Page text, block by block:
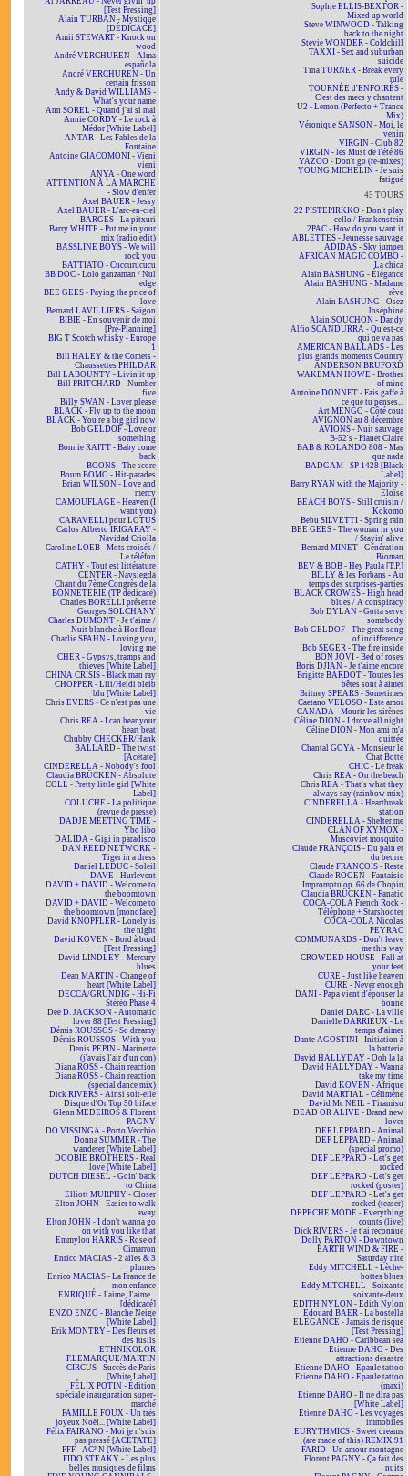
[Test Pressing]
Alain TURBAN - Mystique
[DÉDICACÉ]
Amii STEWART - Knock on
wood
André VERCHUREN - Alma
española
André VERCHUREN - Un
certain frisson
Andy & David WILLIAMS -
What's your name
Ann SOREL - Quand j'ai si mal
Annie CORDY - Le rock à
Médor [White Label]
ANTAR - Les Fables de la
Fontaine
Antoine GIACOMONI - Vieni
vieni
ANYA - One word
ATTENTION À LA MARCHE
- Slow d'enfer
Axel BAUER - Jessy
Axel BAUER - L'arc-en-ciel
BARGES - La pitxuri
Barry WHITE - Put me in your
mix (radio edit)
BASSLINE BOYS - We will
rock you
BATTIATO - Cuccurucucu
BB DOC - Lolo ganzaman / Nul
edge
BEE GEES - Paying the price of
love
Bernard LAVILLIERS - Saïgon
BIBIE - En souvenir de moi
[Pré-Planning]
BIG T Scotch whisky - Europe
1
Bill HALEY & the Comets -
Chaussettes PHILDAR
Bill LABOUNTY - Livin'it up
Bill PRITCHARD - Number
five
Billy SWAN - Lover please
BLACK - Fly up to the moon
BLACK - You're a big girl now
Bob GELDOF - Love or
something
Bonnie RAITT - Baby come
back
BOONS - The score
Boum BOMO - Hit-parades
Brian WILSON - Love and
mercy
CAMOUFLAGE - Heaven (I
want you)
CARAVELLI pour LOTUS
Carlos Alberto IRIGARAY -
Navidad Criolla
Caroline LOEB - Mots croisés /
Le téléfon
CATHY - Tout est littérature
CENTER - Navsiegda
Chant du 7ème Congrès de la
BONNETERIE (TP dédicacé)
Charles BORELLI présente
Georges SOLCHANY
Charles DUMONT - Je t'aime /
Nuit blanche à Honfleur
Charlie SPAHN - Loving you,
loving me
CHER - Gypsys, tramps and
thieves [White Label]
CHINA CRISIS - Black man ray
CHOPPER - Lili/Heidi bleib
blu [White Label]
Chris EVERS - Ce n'est pas une
vie
Chris REA - I can hear your
heart beat
Chubby CHECKER/Hank
BALLARD - The twist
[Acétate]
CINDERELLA - Nobody's fool
Claudia BRÜCKEN - Absolute
COLL - Pretty little girl [White
Label]
COLUCHE - La politique
(revue de presse)
DADJE MEETING TIME -
Ybo libo
DALIDA - Gigi in paradisco
DAN REED NETWORK -
Tiger in a dress
Daniel LEDUC - Soleil
DAVE - Hurlevent
DAVID + DAVID - Welcome to
the boomtown
DAVID + DAVID - Welcome to
the boomtown [monoface]
David KNOPFLER - Lonely is
the night
David KOVEN - Bord à bord
[Test Pressing]
David LINDLEY - Mercury
blues
Dean MARTIN - Change of
heart [White Label]
DECCA/GRUNDIG - Hi-Fi
Stéréo Phase 4
Dee D. JACKSON - Automatic
lover 88 [Test Pressing]
Démis ROUSSOS - So dreamy
Démis ROUSSOS - With you
Denis PEPIN - Marinette
(j'avais l'air d'un con)
Diana ROSS - Chain reaction
Diana ROSS - Chain reaction
(special dance mix)
Dick RIVERS - Ainsi soit-elle
Disque d'Or Top 50 biface
Glenn MEDEIROS & Florent
PAGNY
DO VISSINGA - Porto Vecchio
Donna SUMMER - The
wanderer [White Label]
DOOBIE BROTHERS - Real
love [White Label]
DUTCH DIESEL - Goin' back
to China
Elliott MURPHY - Closer
Elton JOHN - Easier to walk
away
Elton JOHN - I don't wanna go
on with you like that
Emmylou HARRIS - Rose of
Cimarron
Enrico MACIAS - 2 ailes & 3
plumes
Enrico MACIAS - La France de
mon enfance
ENRIQUÉ - J'aime, J'aime...
[dédicacé]
ENZO ENZO - Blanche Neige
[White Label]
Erik MONTRY - Des fleurs et
des fusils
ETHNIKOLOR
F.LEMARQUE/MARTIN
CIRCUS - Succès de Paris
[White Label]
FÉLIX POTIN - Édition
spéciale inauguration super-
marché
FAMILLE FOUX - Un très
joyeux Noël... [White Label]
Félix FAIRANO - Moi je n'suis
pas pressé [ACÉTATE]
FFF - AC² N [White Label]
FIDO STEAKY - Les plus
belles musiques de films
Sophie ELLIS-BEXTOR -
Mixed up world
Steve WINWOOD - Talking
back to the night
Stevie WONDER - Coldchill
TAXXI - Sex and suburban
suicide
Tina TURNER - Break every
rule
TOURNÉE d'ENFOIRÉS -
C'est des mecs y chantent
U2 - Lemon (Perfecto + Trance
Mix)
Véronique SANSON - Moi, le
venin
VIRGIN - Club 82
VIRGIN - les Must de l'été 86
YAZOO - Don't go (re-mixes)
YOUNG MICHELIN - Je suis
fatigué
45 TOURS
22 PISTEPIRKKO - Don't play
cello / Frankenstein
2PAC - How do you want it
ABLETTES - Jeunesse sauvage
ADIDAS - Sky jumper
AFRICAN MAGIC COMBO -
La chica
Alain BASHUNG - Élégance
Alain BASHUNG - Madame
rêve
Alain BASHUNG - Osez
Joséphine
Alain SOUCHON - Dandy
Alfio SCANDURRA - Qu'est-ce
qui ne va pas
AMERICAN BALLADS - Les
plus grands moments Country
ANDERSON BRUFORD
WAKEMAN HOWE - Brother
of mine
Antoine DONNET - Fais gaffe à
ce que tu penses...
Art MENGO - Côté cour
AVIGNON au 8 décembre
AVIONS - Nuit sauvage
B-52's - Planet Claire
BAB & ROLANDO 808 - Mas
que nada
BADGAM - SP 1428 [Black
Label]
Barry RYAN with the Majority -
Eloïse
BEACH BOYS - Still cruisin /
Kokomo
Bebu SILVETTI - Spring rain
BEE GEES - The woman in you
/ Stayin' alive
Bernard MINET - Génération
Bioman
BEV & BOB - Hey Paula [T.P.]
BILLY & les Forbans - Au
temps des surprises-parties
BLACK CROWES - High head
blues / A conspiracy
Bob DYLAN - Gotta serve
somebody
Bob GELDOF - The great song
of indifference
Bob SEGER - The fire inside
BON JOVI - Bed of roses
Boris DJIAN - Je t'aime encore
Brigitte BARDOT - Toutes les
bêtes sont à aimer
Britney SPEARS - Sometimes
Caetano VELOSO - Este amor
CANADA - Mourir les sirènes
Céline DION - I drove all night
Céline DION - Mon ami m'a
quittée
Chantal GOYA - Monsieur le
Chat Botté
CHIC - Le freak
Chris REA - On the beach
Chris REA - That's what they
always say (rainbow mix)
CINDERELLA - Heartbreak
station
CINDERELLA - Shelter me
CLAN OF XYMOX -
Muscoviet mosquito
Claude FRANÇOIS - Du pain et
du beurre
Claude FRANÇOIS - Reste
Claude ROGEN - Fantaisie
Impromptu op. 66 de Chopin
Claudia BRÜCKEN - Fanatic
COCA-COLA French Rock -
Téléphone + Starshooter
COCA-COLA Nicolas
PEYRAC
COMMUNARDS - Don't leave
me this way
CROWDED HOUSE - Fall at
your feet
CURE - Just like heaven
CURE - Never enough
DANI - Papa vient d'épouser la
bonne
Daniel DARC - La ville
Danielle DARRIEUX - Le
temps d'aimer
Dante AGOSTINI - Initiation à
la batterie
David HALLYDAY - Ooh la la
David HALLYDAY - Wanna
take my time
David KOVEN - Afrique
David MARTIAL - Célimène
David Mc NEIL - Tiramisu
DEAD OR ALIVE - Brand new
lover
DEF LEPPARD - Animal
DEF LEPPARD - Animal
(spécial promo)
DEF LEPPARD - Let's get
rocked
DEF LEPPARD - Let's get
rocked (poster)
DEF LEPPARD - Let's get
rocked (teaser)
DEPECHE MODE - Everything
counts (live)
Dick RIVERS - Je t'ai reconnue
Dolly PARTON - Downtown
EARTH WIND & FIRE -
Saturday nite
Eddy MITCHELL - Lèche-
bottes blues
Eddy MITCHELL - Soixante
soixante-deux
EDITH NYLON - Edith Nylon
Edouard BAER - La bostella
ELEGANCE - Jamais de risque
[Test Pressing]
Etienne DAHO - Caribbean sea
Etienne DAHO - Des
attractions désastre
Etienne DAHO - Epaule tattoo
Etienne DAHO - Epaule tattoo
(maxi)
Etienne DAHO - Il ne dira pas
[White Label]
Etienne DAHO - Les voyages
immobiles
EURYTHMICS - Sweet dreams
(are made of this) REMIX 91
FARID - Un amour montagne
Florent PAGNY - Ça fait des
nuits